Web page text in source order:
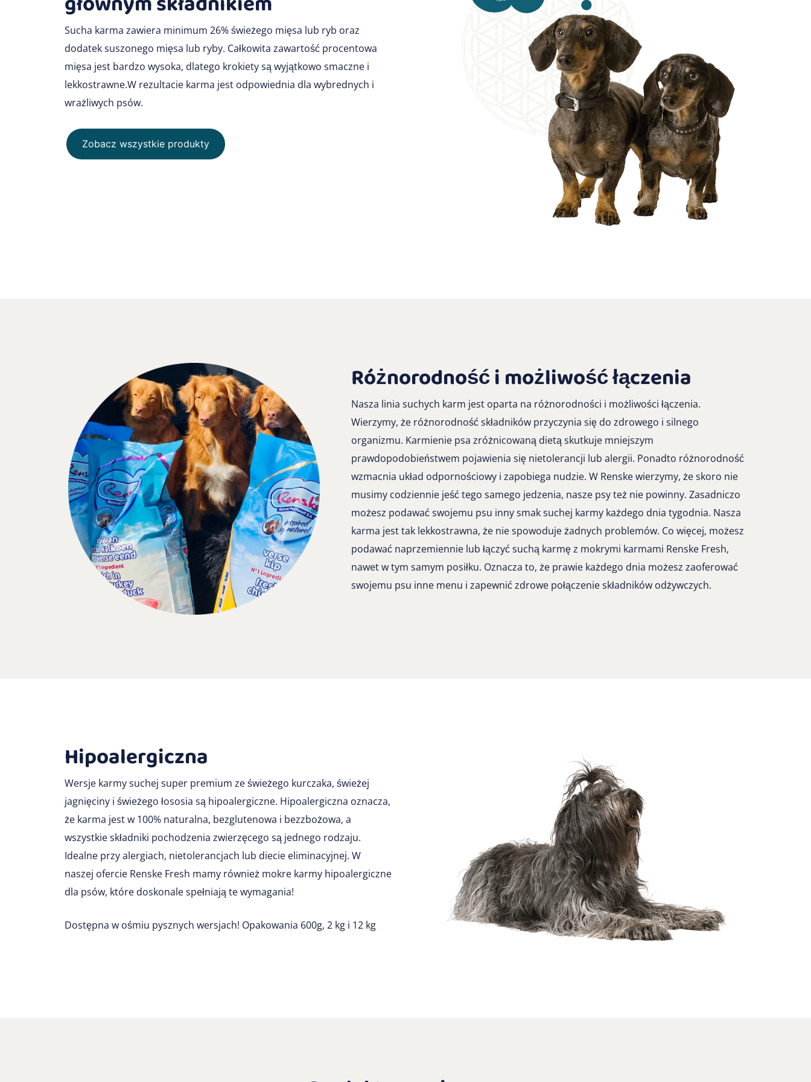
Sucha karma zawiera minimum 26% świeżego mięsa lub ryb oraz
dodatek suszonego mięsa lub ryby. Całkowita zawartość procentowa
mięsa jest bardzo wysoka, dlatego krokiety są wyjątkowo smaczne i
lekkostrawne.W rezultacie karma jest odpowiednia dla wybrednych i
wrażliwych psów.
Zobacz wszystkie produkty
Różnorodność i możliwość łączenia
Nasza linia suchych karm jest oparta na różnorodności i możliwości łączenia.
Wierzymy, że różnorodność składników przyczynia się do zdrowego i silnego
organizmu. Karmienie psa zróżnicowaną dietą skutkuje mniejszym
prawdopodobieństwem pojawienia się nietolerancji lub alergii. Ponadto różnorodność
wzmacnia układ odpornościowy i zapobiega nudzie. W Renske wierzymy, że skoro nie
musimy codziennie jeść tego samego jedzenia, nasze psy też nie powinny. Zasadniczo
możesz podawać swojemu psu inny smak suchej karmy każdego dnia tygodnia. Nasza
karma jest tak lekkostrawna, że nie spowoduje żadnych problemów. Co więcej, możesz
podawać naprzemiennie lub łączyć suchą karmę z mokrymi karmami Renske Fresh,
nawet w tym samym posiłku. Oznacza to, że prawie każdego dnia możesz zaoferować
swojemu psu inne menu i zapewnić zdrowe połączenie składników odżywczych.
Hipoalergiczna
Wersje karmy suchej super premium ze świeżego kurczaka, świeżej
jagnięciny i świeżego łososia są hipoalergiczne. Hipoalergiczna oznacza,
że karma jest w 100% naturalna, bezglutenowa i bezzbożowa, a
wszystkie składniki pochodzenia zwierzęcego są jednego rodzaju.
Idealne przy alergiach, nietolerancjach lub diecie eliminacyjnej. W
naszej ofercie Renske Fresh mamy również mokre karmy hipoalergiczne
dla psów, które doskonale spełniają te wymagania!
Dostępna w ośmiu pysznych wersjach! Opakowania 600g, 2 kg i 12 kg